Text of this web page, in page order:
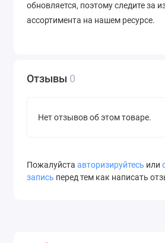
обновляется, поэтому следите за
ассортимента на нашем ресурсе.
Отзывы 0
Нет отзывов об этом товаре.
Пожалуйста авторизируйтесь или
запись перед тем как написать